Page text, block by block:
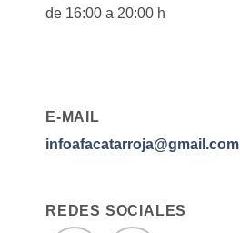
de 16:00 a 20:00 h
E-MAIL
infoafacatarroja@gmail.com
REDES SOCIALES